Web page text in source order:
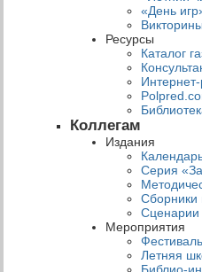
«День
Ресурсы
Каталог
Коллегам
Издания
Серия
Сборники
Сценарии
Мероприятия
Летняя
Библио-